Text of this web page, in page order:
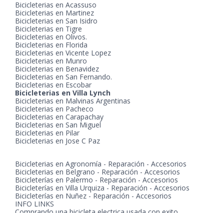
Bicicleterias en Acassuso
Bicicleterias en Martinez
Bicicleterias en San Isidro
Bicicleterias en Tigre
Bicicleterias en Olivos.
Bicicleterias en Florida
Bicicleterias en Vicente Lopez
Bicicleterias en Munro
Bicicleterias en Benavidez
Bicicleterias en San Fernando.
Bicicleterias en Escobar
Bicicleterias en Villa Lynch
Bicicleterias en Malvinas Argentinas
Bicicleterias en Pacheco
Bicicleterias en Carapachay
Bicicleterias en San Miguel
Bicicleterias en Pilar
Bicicleterias en Jose C Paz
Bicicleterias en Agronomía - Reparación - Accesorios
Bicicleterias en Belgrano - Reparación - Accesorios
Bicicleterías en Palermo - Reparación - Accesorios
Bicicleterías en Villa Urquiza - Reparación - Accesorios
Bicicleterías en Nuñez - Reparación - Accesorios
INFO LINKS